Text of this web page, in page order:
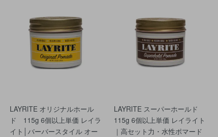
LAYRITE オリジナルホール
ド 115g 6個以上単価 レイラ
イト│バーバースタイル オー
LAYRITE スーパーホールド
115g 6個以上単価 レイライト
｜高セット力・水性ポマード